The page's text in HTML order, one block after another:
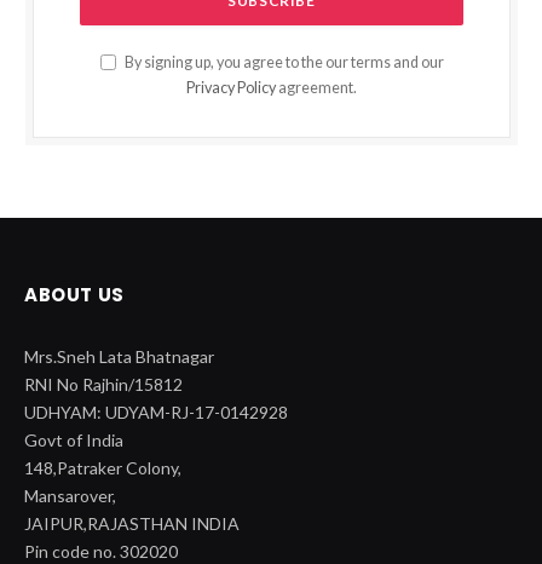
By signing up, you agree to the our terms and our
Privacy Policy agreement.
ABOUT US
Mrs.Sneh Lata Bhatnagar
RNI No Rajhin/15812
UDHYAM: UDYAM-RJ-17-0142928
Govt of India
148,Patraker Colony,
Mansarover,
JAIPUR,RAJASTHAN INDIA
Pin code no. 302020